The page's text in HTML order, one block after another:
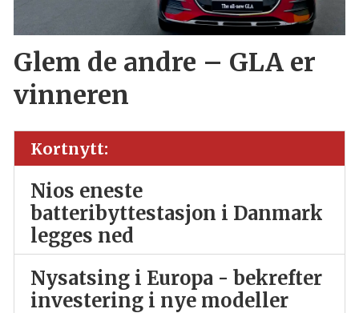
Glem de andre – GLA er
vinneren
Kortnytt:
Nios eneste
batteribyttestasjon i Danmark
legges ned
Nysatsing i Europa - bekrefter
investering i nye modeller